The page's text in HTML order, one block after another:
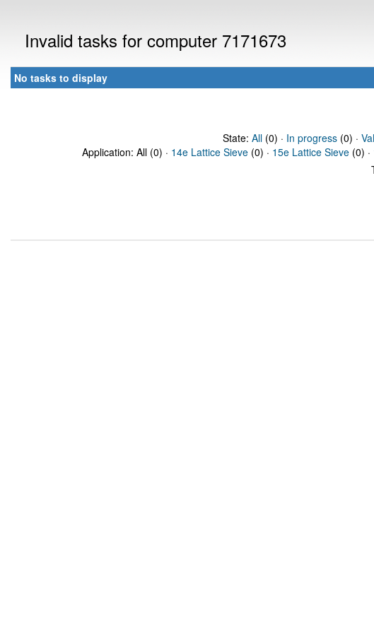
Invalid tasks for computer 7171673
No tasks to display
State: All(0) · In progress(0) ·
Application: All (0) · 14e Lattice Sieve (0) · 15e Lattice Sieve (0) ·